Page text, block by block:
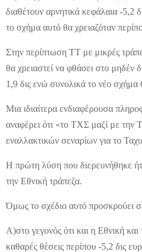
διαθέτουν αρνητικά κεφάλαια -5,2
το σχήμα αυτό θα χρειαζόταν
Στην περίπτωση ΤΤ με μικρές
θα χρειαστεί να φθάσει στο μηδέν
1,9 δις ενώ συνολικά το νέο σχήμα
Μια ιδιαίτερα ενδιαφέρουσα
αναφέρει ότι «το ΤΧΣ μαζί με την
εναλλακτικών σεναρίων για το
Η πρώτη λύση που διερευνήθηκε
την Εθνική τράπεζα.
Όμως το σχέδιο αυτό προσκρούει
Α)στο γεγονός ότι και η Εθνική
καθαρές θέσεις περίπου -5,2 δις